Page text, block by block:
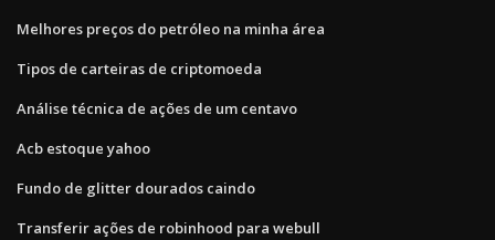
Melhores preços do petróleo na minha área
Tipos de carteiras de criptomoeda
Análise técnica de ações de um centavo
Acb estoque yahoo
Fundo de glitter dourados caindo
Transferir ações de robinhood para webull